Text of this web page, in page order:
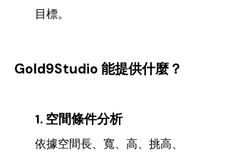
目標。
Gold9Studio 能提供什麼？
1. 空間條件分析
依據空間長、寬、高、挑高、